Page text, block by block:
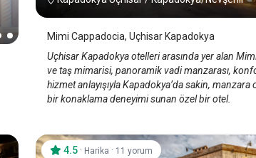
Mimi Cappadocia, Uçhisar Kapadokya
Uçhisar Kapadokya otelleri arasında yer alan
ve taş mimarisi, panoramik vadi manzarası,
hizmet anlayışıyla Kapadokya’da sakin, manzara
bir konaklama deneyimi sunan özel bir otel.
4.5 · Harika · 11 yorum